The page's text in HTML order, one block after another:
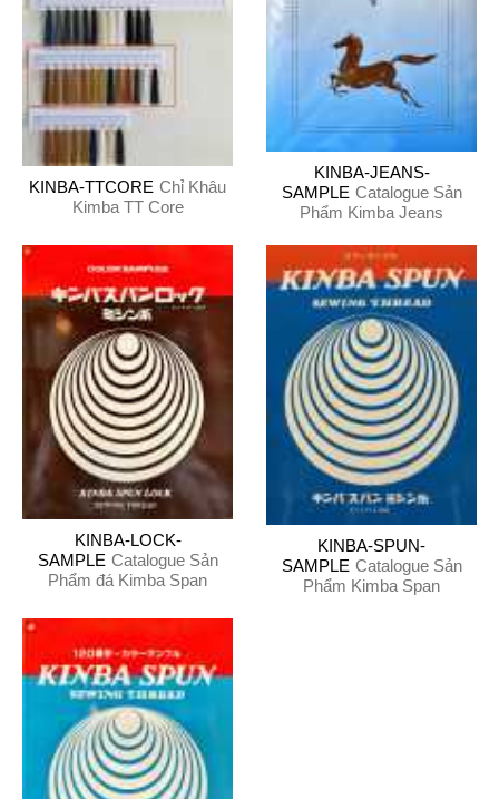
KINBA-TTCORE Chỉ Khâu
Kimba TT Core
KINBA-JEANS-
SAMPLE Catalogue Sản
Phẩm Kimba Jeans
KINBA-LOCK-
SAMPLE Catalogue Sản
Phẩm đá Kimba Span
KINBA-SPUN-
SAMPLE Catalogue Sản
Phẩm Kimba Span